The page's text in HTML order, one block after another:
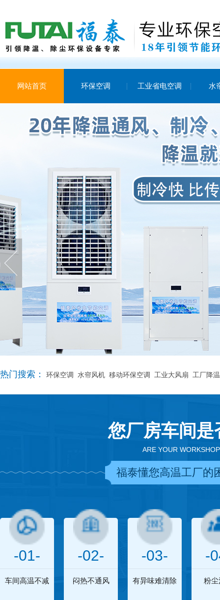
网站首页 环保空调 工业省电空调 水
热门搜索： 环保空调 水帘风机 移动环保空调 工业大风扇 工厂降温
您厂房车间
ARE YOUR
福泰懂您高温工厂的
-01-
车间高温不减
-02-
闷热不通风
-03-
有异味难清除
-
粉尘